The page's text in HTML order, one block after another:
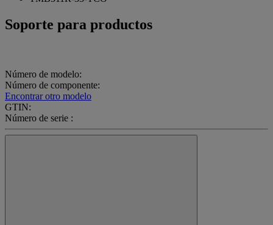
Soporte para productos
Número de modelo:
Número de componente:
Encontrar otro modelo
GTIN:
Número de serie :